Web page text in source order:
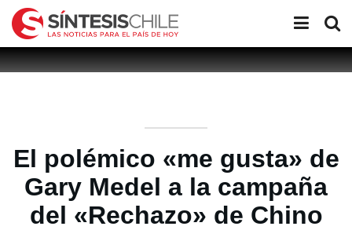
El polémico «me gusta» de
Gary Medel a la campaña
del «Rechazo» de Chino